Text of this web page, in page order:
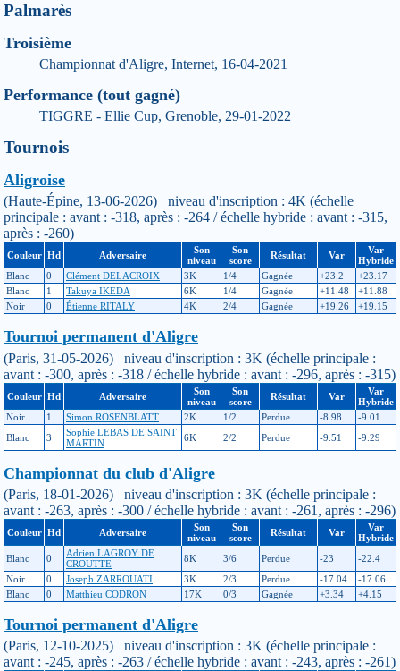
Palmarès
Troisième
Championnat d'Aligre, Internet, 16-04-2021
Performance (tout gagné)
TIGGRE - Ellie Cup, Grenoble, 29-01-2022
Tournois
Aligroise
(Haute-Épine, 13-06-2026) niveau d'inscription : 4K (échelle
principale : avant : -318, après : -264 / échelle hybride : avant : -315,
après : -260)
Couleur Hd Adversaire
Son
niveau
Son
score
Résultat Var
Var
Hybride
Blanc
0 Clément DELACROIX 3K 1/4 Gagnée +23.2
+23.17
Blanc
1 Takuya IKEDA 6K 1/4 Gagnée +11.48
+11.88
Noir
0 Étienne RITALY 4K 2/4 Gagnée +19.26 +19.15
Tournoi permanent d'Aligre
(Paris, 31-05-2026) niveau d'inscription : 3K (échelle principale :
avant : -300, après : -318 / échelle hybride : avant : -296, après : -315)
Couleur Hd Adversaire
Son
niveau
Son
score
Résultat Var
Var
Hybride
Noir
1 Simon ROSENBLATT 2K 1/2 Perdue -8.98
-9.01
Blanc
3
Sophie LEBAS DE SAINT
MARTIN
6K 2/2 Perdue -9.51 -9.29
Championnat du club d'Aligre
(Paris, 18-01-2026) niveau d'inscription : 3K (échelle principale :
avant : -263, après : -300 / échelle hybride : avant : -261, après : -296)
Couleur Hd Adversaire
Son
niveau
Son
score
Résultat Var
Var
Hybride
Blanc
0
Adrien LAGROY DE
CROUTTE
8K 3/6 Perdue -23
-22.4
Noir
0 Joseph ZARROUATI 3K 2/3 Perdue -17.04
-17.06
Blanc
0 Matthieu CODRON 17K 0/3 Gagnée +3.34 +4.15
Tournoi permanent d'Aligre
(Paris, 12-10-2025) niveau d'inscription : 3K (échelle principale :
avant : -245, après : -263 / échelle hybride : avant : -243, après : -261)